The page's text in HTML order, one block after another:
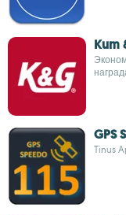
Kum
GPS
Tinus